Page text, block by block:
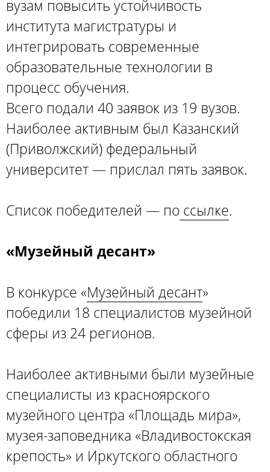
вузам повысить устойчивость
института магистратуры и
интегрировать современные
образовательные технологии в
процесс обучения.
Всего подали 40 заявок из 19 вузов.
Наиболее активным был Казанский
(Приволжский) федеральный
университет — прислал пять заявок.
Список победителей — по ссылке.
«Музейный десант»
В конкурсе «Музейный десант»
победили 18 специалистов музейной
сферы из 24 регионов.
Наиболее активными были музейные
специалисты из красноярского
музейного центра «Площадь мира»,
музея-заповедника «Владивостокская
крепость» и Иркутского областного